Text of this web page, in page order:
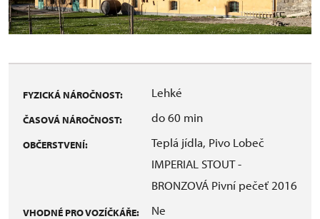
FYZICKÁ NÁROČNOST: Lehké
ČASOVÁ NÁROČNOST: do 60 min
OBČERSTVENÍ:
Teplá jídla, Pivo Lobeč
IMPERIAL STOUT -
BRONZOVÁ Pivní pečeť 2016
VHODNÉ PRO VOZÍČKÁŘE: Ne